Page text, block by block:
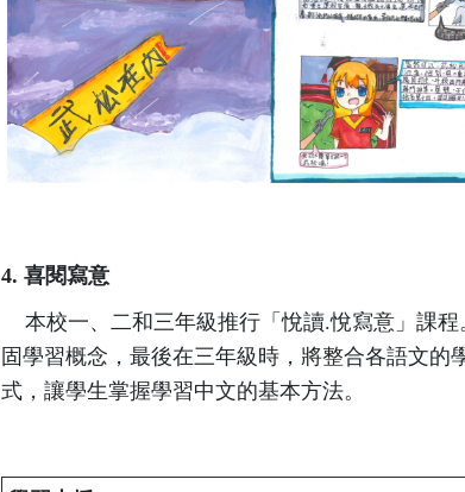
4. 喜閱寫意
本校一、二和三年級推行「悅讀.悅寫意」課
固學習概念，最後在三年級時，將整合各語文
式，讓學生掌握學習中文的基本方法。